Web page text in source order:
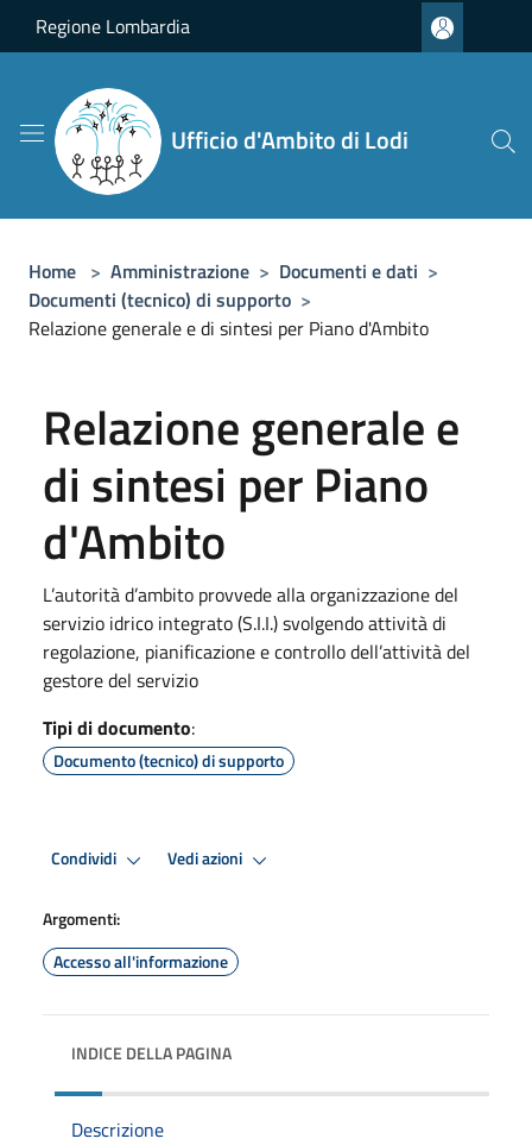
Salta al contenuto principale
Regione Lombardia
Ufficio d'Ambito di Lodi
Home > Amministrazione > Documenti e dati >
Documenti (tecnico) di supporto >
Relazione generale e di sintesi per Piano d'Ambito
Relazione generale e
di sintesi per Piano
d'Ambito
L’autorità d’ambito provvede alla organizzazione del
servizio idrico integrato (S.I.I.) svolgendo attività di
regolazione, pianificazione e controllo dell’attività del
gestore del servizio
Tipi di documento:
Documento (tecnico) di supporto
Condividi Vedi azioni
Argomenti:
Accesso all'informazione
INDICE DELLA PAGINA
Descrizione